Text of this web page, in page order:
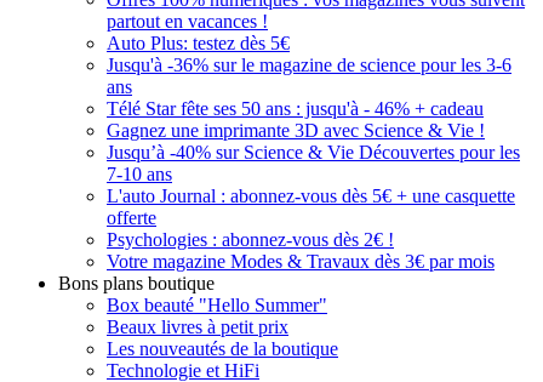
partout en vacances !
Auto Plus: testez dès 5€
Jusqu'à -36% sur le magazine de science pour les 3-6
ans
Télé Star fête ses 50 ans : jusqu'à - 46% + cadeau
Gagnez une imprimante 3D avec Science & Vie !
Jusqu’à -40% sur Science & Vie Découvertes pour les
7-10 ans
L'auto Journal : abonnez-vous dès 5€ + une casquette
offerte
Psychologies : abonnez-vous dès 2€ !
Votre magazine Modes & Travaux dès 3€ par mois
Bons plans boutique
Box beauté "Hello Summer"
Beaux livres à petit prix
Les nouveautés de la boutique
Technologie et HiFi